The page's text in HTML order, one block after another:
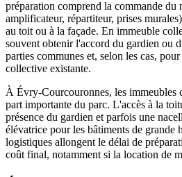
préparation comprend la commande du
amplificateur, répartiteur, prises
au toit ou à la façade. En immeuble
souvent obtenir l'accord du gardien ou
parties communes et, selon les cas,
collective existante.
À Évry-Courcouronnes, les immeubles
part importante du parc. L'accès à la
présence du gardien et parfois une
élévatrice pour les bâtiments de grande
logistiques allongent le délai de
coût final, notamment si la location de